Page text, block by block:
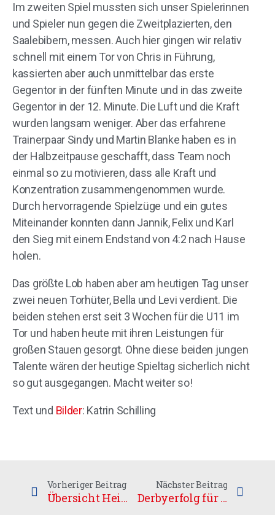
Im zweiten Spiel mussten sich unser Spielerinnen
und Spieler nun gegen die Zweitplazierten, den
Saalebibern, messen. Auch hier gingen wir relativ
schnell mit einem Tor von Chris in Führung,
kassierten aber auch unmittelbar das erste
Gegentor in der fünften Minute und in das zweite
Gegentor in der 12. Minute. Die Luft und die Kraft
wurden langsam weniger. Aber das erfahrene
Trainerpaar Sindy und Martin Blanke haben es in
der Halbzeitpause geschafft, dass Team noch
einmal so zu motivieren, dass alle Kraft und
Konzentration zusammengenommen wurde.
Durch hervorragende Spielzüge und ein gutes
Miteinander konnten dann Jannik, Felix und Karl
den Sieg mit einem Endstand von 4:2 nach Hause
holen.
Das größte Lob haben aber am heutigen Tag unser
zwei neuen Torhüter, Bella und Levi verdient. Die
beiden stehen erst seit 3 Wochen für die U11 im
Tor und haben heute mit ihren Leistungen für
großen Stauen gesorgt. Ohne diese beiden jungen
Talente wären der heutige Spieltag sicherlich nicht
so gut ausgegangen. Macht weiter so!
Text und Bilder: Katrin Schilling
Vorheriger Beitrag
Übersicht Heimspiele 23/24
Nächster Beitrag
Derbyerfolg für die Cats